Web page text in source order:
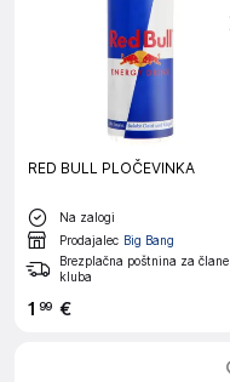
RED BULL PLOČEVINKA
Na zalogi
Prodajalec Big Bang
Brezplačna poštnina za člane
kluba
1 99 €